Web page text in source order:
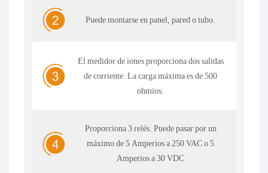
Puede montarse en panel, pared o tubo.
El medidor de iones proporciona dos salidas
de corriente. La carga máxima es de 500
ohmios.
Proporciona 3 relés. Puede pasar por un
máximo de 5 Amperios a 250 VAC o 5
Amperios a 30 VDC